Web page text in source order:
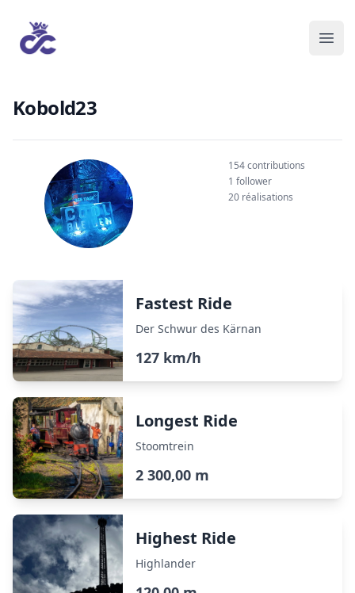
Kobold23
154 contributions
1 follower
20 réalisations
Fastest Ride
Der Schwur des Kärnan
127 km/h
Longest Ride
Stoomtrein
2 300,00 m
Highest Ride
Highlander